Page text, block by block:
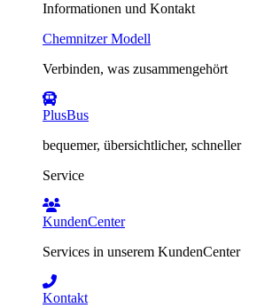
Informationen und Kontakt
Chemnitzer Modell
Verbinden, was zusammengehört
PlusBus
bequemer, übersichtlicher, schneller
Service
KundenCenter
Services in unserem KundenCenter
Kontakt